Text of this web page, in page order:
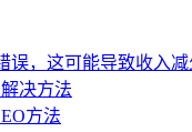
误，这可能导致收入
决方法
方法